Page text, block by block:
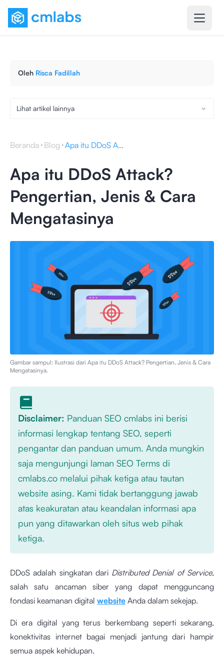
Oleh Risca Fadillah
Lihat artikel lainnya
Beranda Blog Apa itu DDoS Attack? Pengertian, Jenis & Cara Mengatasinya
Apa itu DDoS Attack?
Pengertian, Jenis & Cara
Mengatasinya
Gambar sampul: Ilustrasi dari Apa itu DDoS Attack? Pengertian, Jenis & Cara
Mengatasinya.
Disclaimer: Panduan SEO cmlabs ini berisi
informasi lengkap tentang SEO, seperti
pengantar dan panduan umum. Anda mungkin
saja mengunjungi laman SEO Terms di
cmlabs.co melalui pihak ketiga atau tautan
website asing. Kami tidak bertanggung jawab
atas keakuratan atau keandalan informasi apa
pun yang ditawarkan oleh situs web pihak
ketiga.
DDoS adalah singkatan dariDistributed Denial of Service,
salah satu ancaman siber yang dapat mengguncang
fondasi keamanan digital website Anda dalam sekejap.
Di era digital yang terus berkembang seperti sekarang,
konektivitas internet bagai menjadi jantung dari hampir
semua aspek kehidupan.